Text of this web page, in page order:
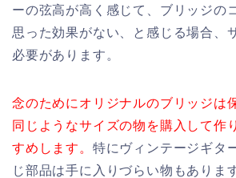
ーの弦高が高く感じて、ブリッジの
思った効果がない、と感じる場合、
必要があります。
念のためにオリジナルのブリッジは
同じようなサイズの物を購入して作
すめします。 特にヴィンテージギタ
じ部品は手に入りづらい物もありま